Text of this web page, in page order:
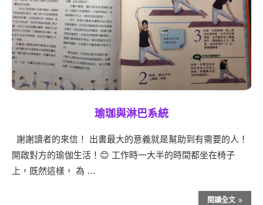
瑜珈與淋巴系統
謝謝讀者的來信！ 出書最大的意義就是幫助到有需要的人！
開啟對方的瑜伽生活！😊 工作時一大半的時間都坐在椅子
上，既然這樣， 為 …
閱讀全文